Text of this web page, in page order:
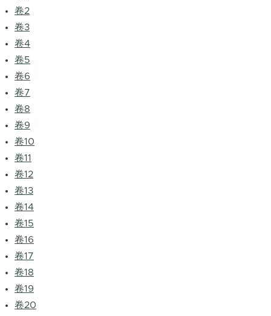
卷2
卷3
卷4
卷5
卷6
卷7
卷8
卷9
卷10
卷11
卷12
卷13
卷14
卷15
卷16
卷17
卷18
卷19
卷20